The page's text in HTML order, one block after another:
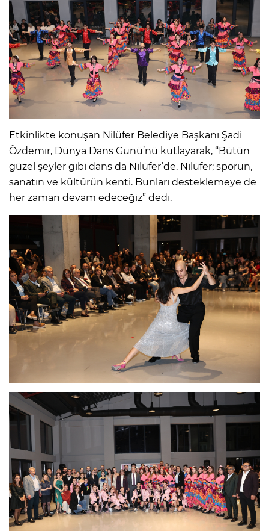
Etkinlikte konuşan Nilüfer Belediye Başkanı Şadi
Özdemir, Dünya Dans Günü’nü kutlayarak, “Bütün
güzel şeyler gibi dans da Nilüfer’de. Nilüfer; sporun,
sanatın ve kültürün kenti. Bunları desteklemeye de
her zaman devam edeceğiz” dedi.